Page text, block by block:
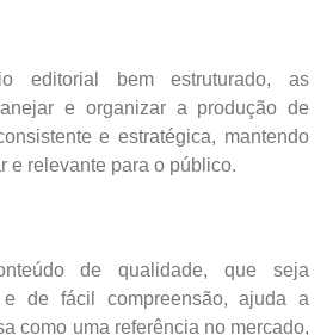
editorial bem estruturado, as
e organizar a produção de
e estratégica, mantendo
e relevante para o público.
de qualidade, que seja
e de fácil compreensão, ajuda a
como uma referência no mercado,